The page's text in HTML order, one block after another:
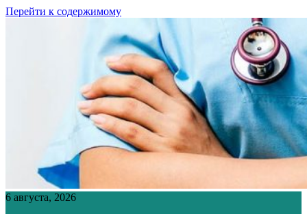
Перейти к содержимому
6 августа, 2026